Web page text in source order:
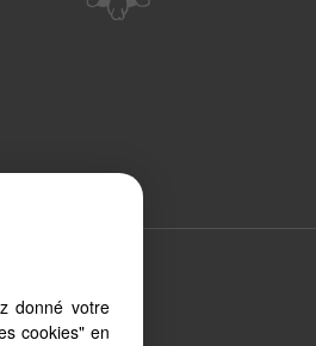
of
donné votre
cookies" en